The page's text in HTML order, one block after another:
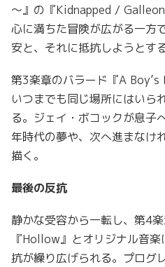
～』の『Kidnapped /
心に満ちた冒険が広がる一方
安と、それに抵抗しようとす
第3楽章のバラード『A
いつまでも同じ場所にはいら
る。ジェイ・ボコックが息子
年時代の夢や、次へ進まなけ
描く。
最後の反抗
静かな受容から一転し、第4
『Hollow』とオリジナル音
抗が繰り広げられる。プログ